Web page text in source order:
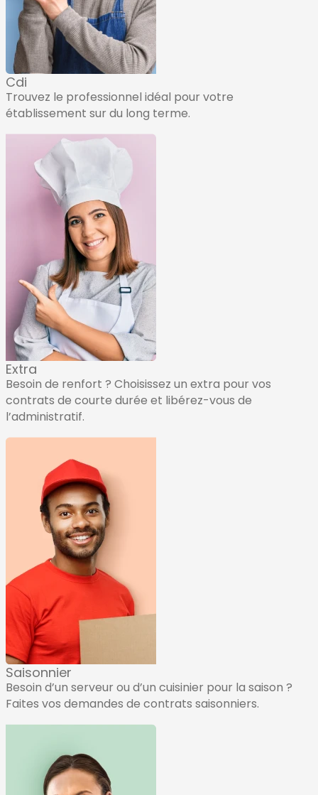
Cdi
Trouvez le professionnel idéal pour votre
établissement sur du long terme.
Saisonnier
Besoin d’un serveur ou d’un cuisinier pour la saison ?
Faites vos demandes de contrats saisonniers.
Extra
Besoin de renfort ? Choisissez un extra pour vos
contrats de courte durée et libérez-vous de
l’administratif.